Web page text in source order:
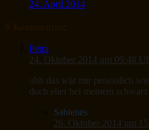
24. April 2014
Petra
24. Oktober 2014 um 09:48
uhh das wär mir persönlich
doch eher bei meinem
Sabienes
26. Oktober 2014 um